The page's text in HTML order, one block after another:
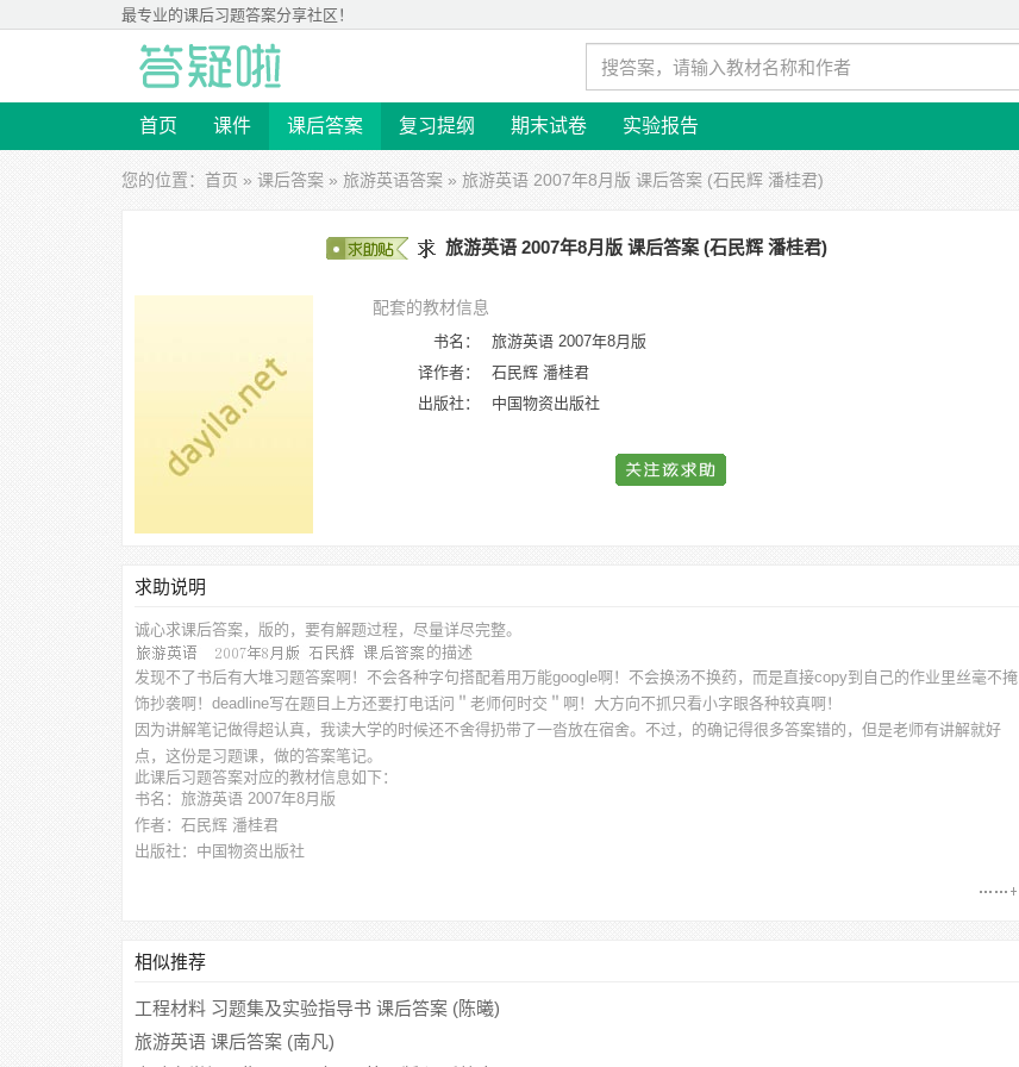
最专业的课后习题答案分享社区！
首页 课件 课后答案 复习提纲 期末试卷 实验报告
您的位置： 首页 » 课后答案 » 旅游英语答案 » 旅游英语 2007年8月版 课后答案 (石民辉 潘桂君)
旅游英语 2007年8月版 课后答案 (石民辉 潘桂君)
配套的教材信息
书名：
旅游英语 2007年8月版
译作者：
石民辉 潘桂君
出版社：
中国物资出版社
求助说明
诚心求课后答案， 版的，要有解题过程，尽量详尽完整。
的描述
发现不了书后有大堆习题答案啊！不会各种字句搭配着用万能google啊！不会换汤不换药，而是直接copy到自己的作业里丝毫不掩
饰抄袭啊！deadline写在题目上方还要打电话问＂老师何时交＂啊！大方向不抓只看小字眼各种较真啊！
因为讲解笔记做得超认真，我读大学的时候还不舍得扔带了一沓放在宿舍。不过，的确记得很多答案错的，但是老师有讲解就好
点，这份是习题课，做的答案笔记。
此课后习题答案对应的教材信息如下：
书名：旅游英语 2007年8月版
作者：石民辉 潘桂君
出版社：中国物资出版社
相似推荐
工程材料 习题集及实验指导书 课后答案 (陈曦)
旅游英语 课后答案 (南凡)